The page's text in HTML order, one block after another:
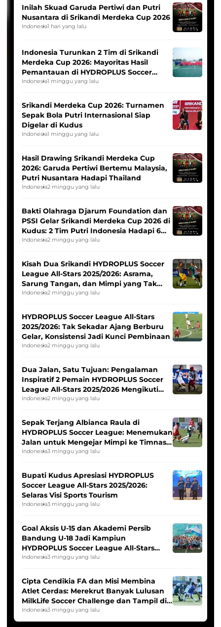
Inilah Skuad Garuda Pertiwi dan Putri
Nusantara di Srikandi Merdeka Cup 2026
Indonesia1 hari yang lalu
Indonesia Turunkan 2 Tim di Srikandi
Merdeka Cup 2026: Mayoritas Hasil
Pemantauan di HYDROPLUS Soccer
League
Indonesia1 minggu yang lalu
Srikandi Merdeka Cup 2026: Turnamen
Sepak Bola Putri Internasional Siap
Digelar di Kudus
Indonesia1 minggu yang lalu
Hasil Drawing Srikandi Merdeka Cup
2026: Garuda Pertiwi Bertemu Malaysia,
Putri Nusantara Hadapi Thailand
Indonesia2 minggu yang lalu
Bakti Olahraga Djarum Foundation dan
PSSI Gelar Srikandi Merdeka Cup 2026 di
Kudus: 2 Tim Putri Indonesia Hadapi 6
Tim Asia
Indonesia2 minggu yang lalu
Kisah Dua Srikandi HYDROPLUS Soccer
League All-Stars 2025/2026: Asrama,
Sarung Tangan, dan Mimpi yang Tak
Pernah Padam
Indonesia2 minggu yang lalu
HYDROPLUS Soccer League All-Stars
2025/2026: Tak Sekadar Ajang Berburu
Gelar, Konsistensi Jadi Kunci Pembinaan
Indonesia2 minggu yang lalu
Dua Jalan, Satu Tujuan: Pengalaman
Inspiratif 2 Pemain HYDROPLUS Soccer
League All-Stars 2025/2026 Mengikuti
Seleksi Timnas Indonesia Putri
Indonesia2 minggu yang lalu
Sepak Terjang Albianca Raula di
HYDROPLUS Soccer League: Menemukan
Jalan untuk Mengejar Mimpi ke Timnas
Indonesia Putri
Indonesia3 minggu yang lalu
Bupati Kudus Apresiasi HYDROPLUS
Soccer League All-Stars 2025/2026:
Selaras Visi Sports Tourism
Indonesia3 minggu yang lalu
Goal Aksis U-15 dan Akademi Persib
Bandung U-18 Jadi Kampiun
HYDROPLUS Soccer League All-Stars
2025/2026
Indonesia3 minggu yang lalu
Cipta Cendikia FA dan Misi Membina
Atlet Cerdas: Merekrut Banyak Lulusan
MilkLife Soccer Challenge dan Tampil di
HYDROPLUS Soccer League
Indonesia3 minggu yang lalu